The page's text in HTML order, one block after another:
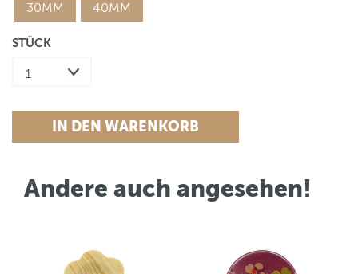
30MM 40MM
STÜCK
Andere auch angesehen!